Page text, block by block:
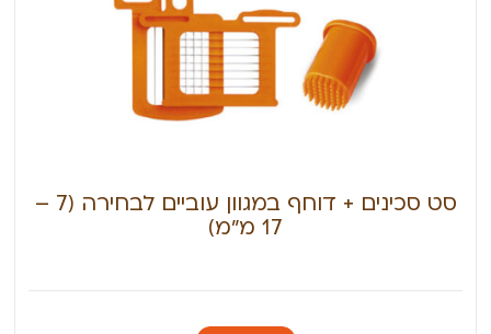
סט סכינים + דוחף במגוון עוביים לבחירה (7 –
17 מ״מ)